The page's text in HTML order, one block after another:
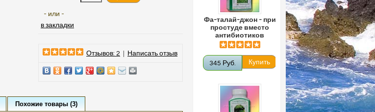
Фа-талай-джон - при
простуде вместо
антибиотиков
345 Руб.
- или -
в закладки
Отзывов: 2 Написать отзыв
Похожие товары (3)